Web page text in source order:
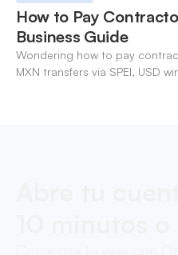
How to Pay
Business Guide
Wondering how to pay
MXN transfers via SPEI, USD